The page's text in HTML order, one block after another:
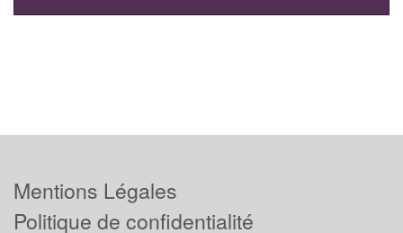
Mentions Légales
Politique de confidentialité